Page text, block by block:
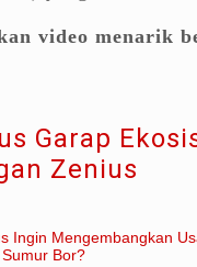
video menarik
Garap
Zenius
Ingin Mengembangkan
Bor?